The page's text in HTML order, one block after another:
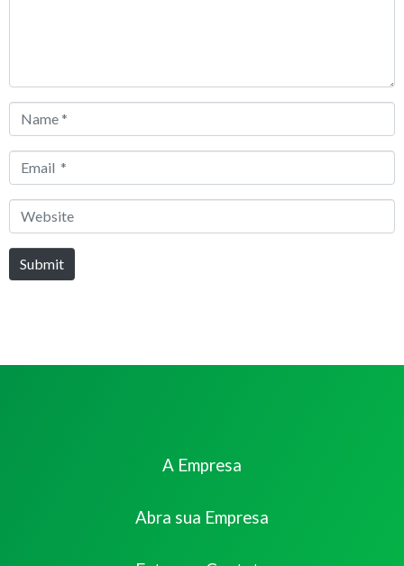
Name
Email
Website
Submit
A Empresa
Abra sua Empresa